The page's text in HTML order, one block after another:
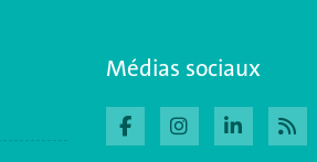
Médias sociaux